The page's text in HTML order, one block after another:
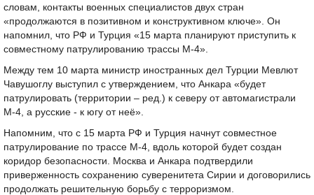
словам, контакты военных специалистов двух стран
«продолжаются в позитивном и конструктивном ключе». Он
напомнил, что РФ и Турция «15 марта планируют приступить к
совместному патрулированию трассы М-4».
Между тем 10 марта министр иностранных дел Турции Мевлют
Чавушоглу выступил с утверждением, что Анкара «будет
патрулировать (территории – ред.) к северу от автомагистрали
М-4, а русские - к югу от неё».
Напомним, что с 15 марта РФ и Турция начнут совместное
патрулирование по трассе М-4, вдоль которой будет создан
коридор безопасности. Москва и Анкара подтвердили
приверженность сохранению суверенитета Сирии и договорились
продолжать решительную борьбу с терроризмом.